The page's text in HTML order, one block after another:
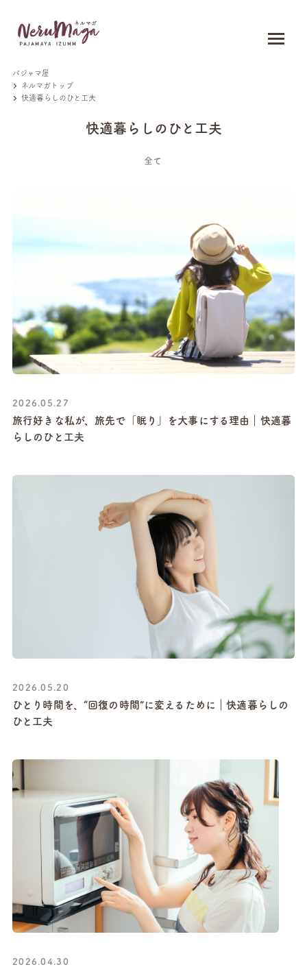
パジャマ屋
ネルマガトップ
快適暮らしのひと工夫
快適暮らしのひと工夫
全て
2026.05.27
旅行好きな私が、旅先で「眠り」を大事にする理由｜快適暮
らしのひと工夫
2026.05.20
ひとり時間を、“回復の時間”に変えるために｜快適暮らしの
ひと工夫
2026.04.30